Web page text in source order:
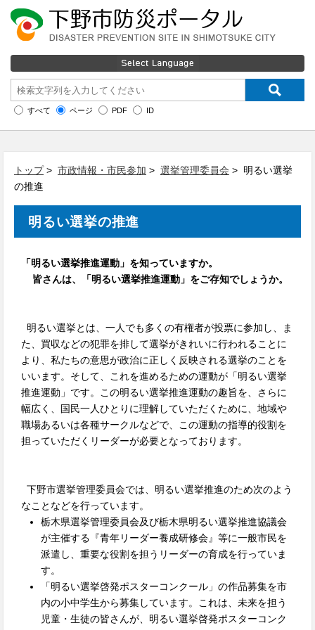
すべて ページ PDF ID
トップ> 市政情報・市民参加 > 選挙管理委員会 > 明るい選挙
の推進
明るい選挙の推進
「明るい選挙推進運動」を知っていますか。
皆さんは、「明るい選挙推進運動」をご存知でしょうか。
明るい選挙とは、一人でも多くの有権者が投票に参加し、ま
た、買収などの犯罪を排して選挙がきれいに行われることに
より、私たちの意思が政治に正しく反映される選挙のことを
いいます。そして、これを進めるための運動が「明るい選挙
推進運動」です。この明るい選挙推進運動の趣旨を、さらに
幅広く、国民一人ひとりに理解していただくために、地域や
職場あるいは各種サークルなどで、この運動の指導的役割を
担っていただくリーダーが必要となっております。
下野市選挙管理委員会では、明るい選挙推進のため次のよう
なことなどを行っています。
栃木県選挙管理委員会及び栃木県明るい選挙推進協議会
が主催する『青年リーダー養成研修会』等に一般市民を
派遣し、重要な役割を担うリーダーの育成を行っていま
す。
「明るい選挙啓発ポスターコンクール」の作品募集を市
内の小中学生から募集しています。これは、未来を担う
児童・生徒の皆さんが、明るい選挙啓発ポスターコンク